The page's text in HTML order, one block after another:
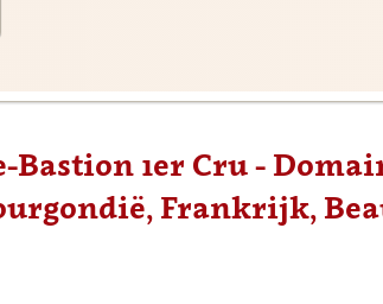
Bastion 1er Cru -
Frankrijk,